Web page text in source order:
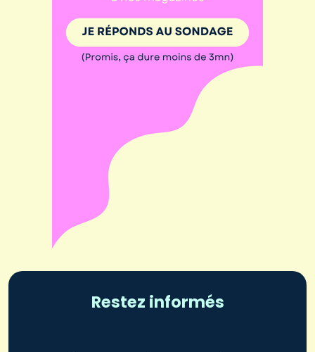
Restez informés